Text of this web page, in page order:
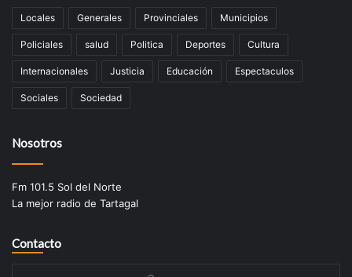
Locales Generales Provinciales Municipios
Policiales salud Politica Deportes Cultura
Internacionales Justicia Educación Espectaculos
Sociales Sociedad
Nosotros
Fm 101.5 Sol del Norte
La mejor radio de Tartagal
Contacto